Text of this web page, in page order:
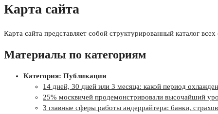
Карта сайта
Карта сайта представляет собой структурированный каталог
Материалы по категориям
Категория: Публикации
14 дней, 30 дней или 3 месяца: какой период
25% москвичей продемонстрировали высочайший
3 главные сферы работы андеррайтера: банки,